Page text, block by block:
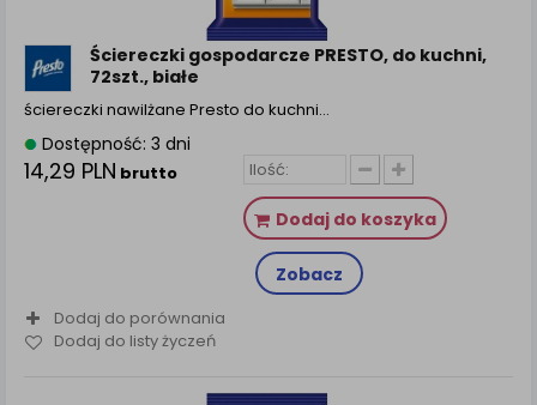
Ściereczki gospodarcze PRESTO, do kuchni,
72szt., białe
ściereczki nawilżane Presto do kuchni…
Dostępność: 3 dni
14,29 PLN brutto
Dodaj do koszyka
Zobacz
Dodaj do porównania
Dodaj do listy życzeń